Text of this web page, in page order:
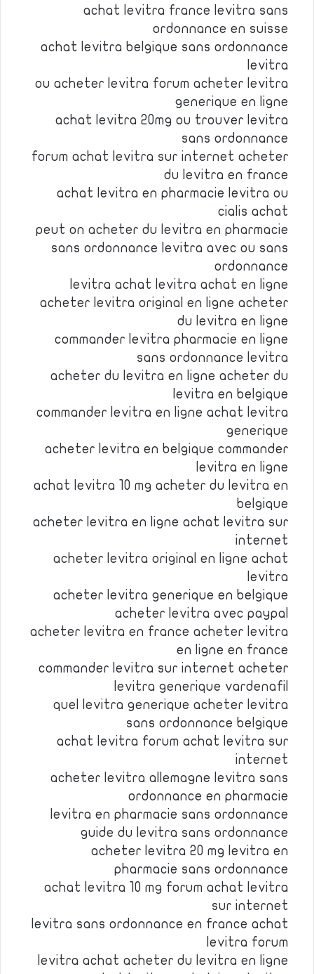
achat levitra france levitra sans
ordonnance en suisse
achat levitra belgique sans ordonnance
levitra
ou acheter levitra forum acheter levitra
generique en ligne
achat levitra 20mg ou trouver levitra
sans ordonnance
forum achat levitra sur internet acheter
du levitra en france
achat levitra en pharmacie levitra ou
cialis achat
peut on acheter du levitra en pharmacie
sans ordonnance levitra avec ou sans
ordonnance
levitra achat levitra achat en ligne
acheter levitra original en ligne acheter
du levitra en ligne
commander levitra pharmacie en ligne
sans ordonnance levitra
acheter du levitra en ligne acheter du
levitra en belgique
commander levitra en ligne achat levitra
generique
acheter levitra en belgique commander
levitra en ligne
achat levitra 10 mg acheter du levitra en
belgique
acheter levitra en ligne achat levitra sur
internet
acheter levitra original en ligne achat
levitra
acheter levitra generique en belgique
acheter levitra avec paypal
acheter levitra en france acheter levitra
en ligne en france
commander levitra sur internet acheter
levitra generique vardenafil
quel levitra generique acheter levitra
sans ordonnance belgique
achat levitra forum achat levitra sur
internet
acheter levitra allemagne levitra sans
ordonnance en pharmacie
levitra en pharmacie sans ordonnance
guide du levitra sans ordonnance
acheter levitra 20 mg levitra en
pharmacie sans ordonnance
achat levitra 10 mg forum achat levitra
sur internet
levitra sans ordonnance en france achat
levitra forum
levitra achat acheter du levitra en ligne